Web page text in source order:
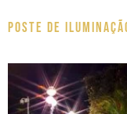
Poste de